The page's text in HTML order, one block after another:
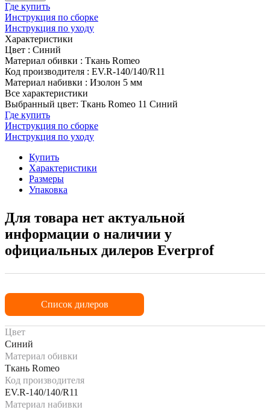
Где купить
Инструкция по сборке
Инструкция по уходу
Характеристики
Цвет : Синий
Материал обивки : Ткань Romeo
Код производителя : EV.R-140/140/R11
Материал набивки : Изолон 5 мм
Все характеристики
Выбранный цвет: Ткань Romeo 11 Синий
Где купить
Инструкция по сборке
Инструкция по уходу
Купить
Характеристики
Размеры
Упаковка
Для товара нет актуальной
информации о наличии у
официальных дилеров Everprof
Список дилеров
Цвет
Синий
Материал обивки
Ткань Romeo
Код производителя
EV.R-140/140/R11
Материал набивки